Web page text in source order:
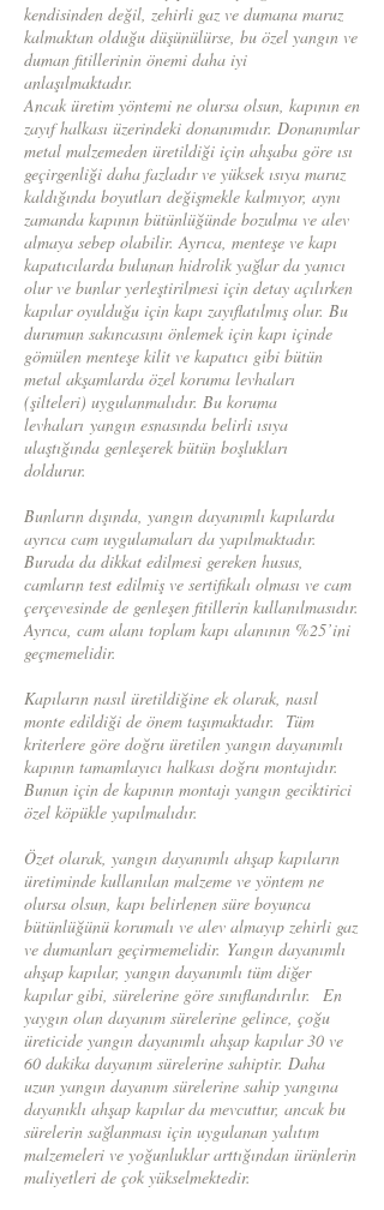
kendisinden değil, zehirli gaz ve dumana maruz
kalmaktan olduğu düşünülürse, bu özel yangın ve
duman fitillerinin önemi daha iyi
anlaşılmaktadır.
Ancak üretim yöntemi ne olursa olsun, kapının en
zayıf halkası üzerindeki donanımıdır. Donanımlar
metal malzemeden üretildiği için ahşaba göre ısı
geçirgenliği daha fazladır ve yüksek ısıya maruz
kaldığında boyutları değişmekle kalmıyor, aynı
zamanda kapının bütünlüğünde bozulma ve alev
almaya sebep olabilir. Ayrıca, menteşe ve kapı
kapatıcılarda bulunan hidrolik yağlar da yanıcı
olur ve bunlar yerleştirilmesi için detay açılırken
kapılar oyulduğu için kapı zayıflatılmış olur. Bu
durumun sakıncasını önlemek için kapı içinde
gömülen menteşe kilit ve kapatıcı gibi bütün
metal akşamlarda özel koruma levhaları
(şilteleri) uygulanmalıdır. Bu koruma
levhaları yangın esnasında belirli ısıya
ulaştığında genleşerek bütün boşlukları
doldurur.
Bunların dışında, yangın dayanımlı kapılarda
ayrıca cam uygulamaları da yapılmaktadır.
Burada da dikkat edilmesi gereken husus,
camların test edilmiş ve sertifikalı olması ve cam
çerçevesinde de genleşen fitillerin kullanılmasıdır.
Ayrıca, cam alanı toplam kapı alanının %25’ini
geçmemelidir.
Kapıların nasıl üretildiğine ek olarak, nasıl
monte edildiği de önem taşımaktadır. Tüm
kriterlere göre doğru üretilen yangın dayanımlı
kapının tamamlayıcı halkası doğru montajıdır.
Bunun için de kapının montajı yangın geciktirici
özel köpükle yapılmalıdır.
Özet olarak, yangın dayanımlı ahşap kapıların
üretiminde kullanılan malzeme ve yöntem ne
olursa olsun, kapı belirlenen süre boyunca
bütünlüğünü korumalı ve alev almayıp zehirli gaz
ve dumanları geçirmemelidir. Yangın dayanımlı
ahşap kapılar, yangın dayanımlı tüm diğer
kapılar gibi, sürelerine göre sınıflandırılır. En
yaygın olan dayanım sürelerine gelince, çoğu
üreticide yangın dayanımlı ahşap kapılar 30 ve
60 dakika dayanım sürelerine sahiptir. Daha
uzun yangın dayanım sürelerine sahip yangına
dayanıklı ahşap kapılar da mevcuttur, ancak bu
sürelerin sağlanması için uygulanan yalıtım
malzemeleri ve yoğunluklar arttığından ürünlerin
maliyetleri de çok yükselmektedir.